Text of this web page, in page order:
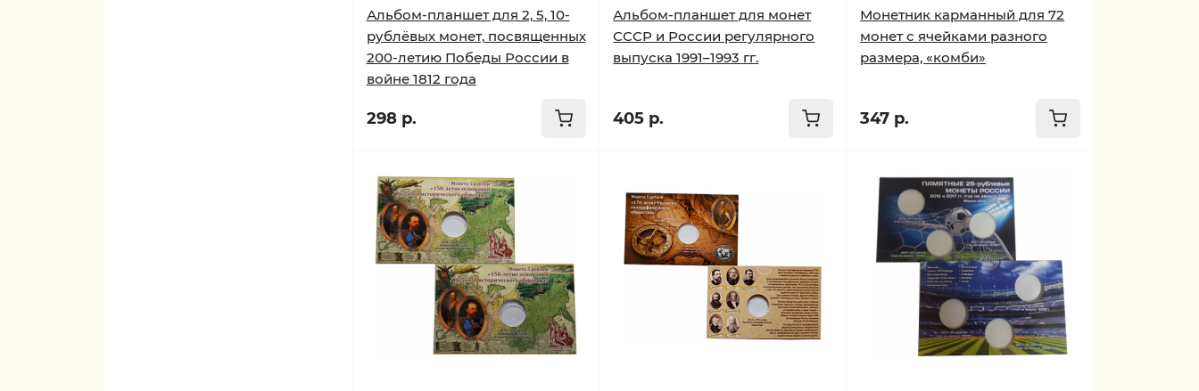
Альбом-планшет для 2, 5, 10-
рублёвых монет, посвященных
200-летию Победы России в
войне 1812 года
298 р.
Альбом-планшет для монет
СССР и России регулярного
выпуска 1991–1993 гг.
405 р.
Монетник карманный для 72
монет с ячейками разного
размера, «комби»
347 р.